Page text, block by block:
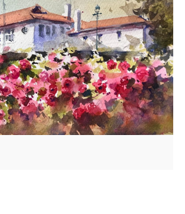
BLOG
画塾ブログ
ATELIER
水彩ブログ
CONTACT
お問い合わせ